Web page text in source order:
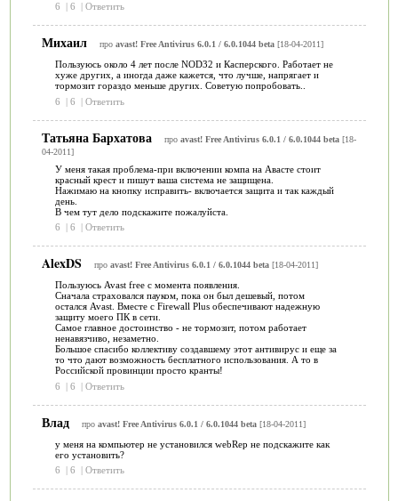
6
| 6 | Ответить
Михаил про avast! Free Antivirus 6.0.1 / 6.0.1044 beta[18-04-2011]
Пользуюсь около 4 лет после NOD32 и Касперского. Работает не
хуже других, а иногда даже кажется, что лучше, напрягает и
тормозит гораздо меньше других. Советую попробовать..
6
| 6 | Ответить
Татьяна Бархатова про avast! Free Antivirus 6.0.1 / 6.0.1044 beta[18-
04-2011]
У меня такая проблема-при включении компа на Авасте стоит
красный крест и пишут ваша система не защищена.
Нажимаю на кнопку исправить- включается защита и так каждый
день.
В чем тут дело подскажите пожалуйста.
6
| 6 | Ответить
AlexDS про avast! Free Antivirus 6.0.1 / 6.0.1044 beta[18-04-2011]
Пользуюсь Avast free с момента появления.
Сначала страховался пауком, пока он был дешевый, потом
остался Avast. Вместе с Firewall Plus обеспечивают надежную
защиту моего ПК в сети.
Самое главное достоинство - не тормозит, потом работает
ненавязчиво, незаметно.
Большое спасибо коллективу создавшему этот антивирус и еще за
то что дают возможность бесплатного использования. А то в
Российской провинции просто кранты!
6
| 6 | Ответить
Влад про avast! Free Antivirus 6.0.1 / 6.0.1044 beta[18-04-2011]
у меня на компьютер не установился webRep не подскажите как
его установить?
6
| 6 | Ответить